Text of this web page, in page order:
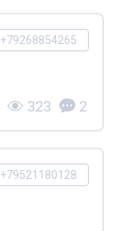
+79268854265
323 2
+79521180128